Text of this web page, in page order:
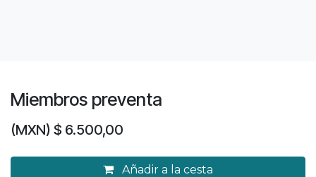
Miembros preventa
(MXN) $ 6.500,00
Añadir a la cesta